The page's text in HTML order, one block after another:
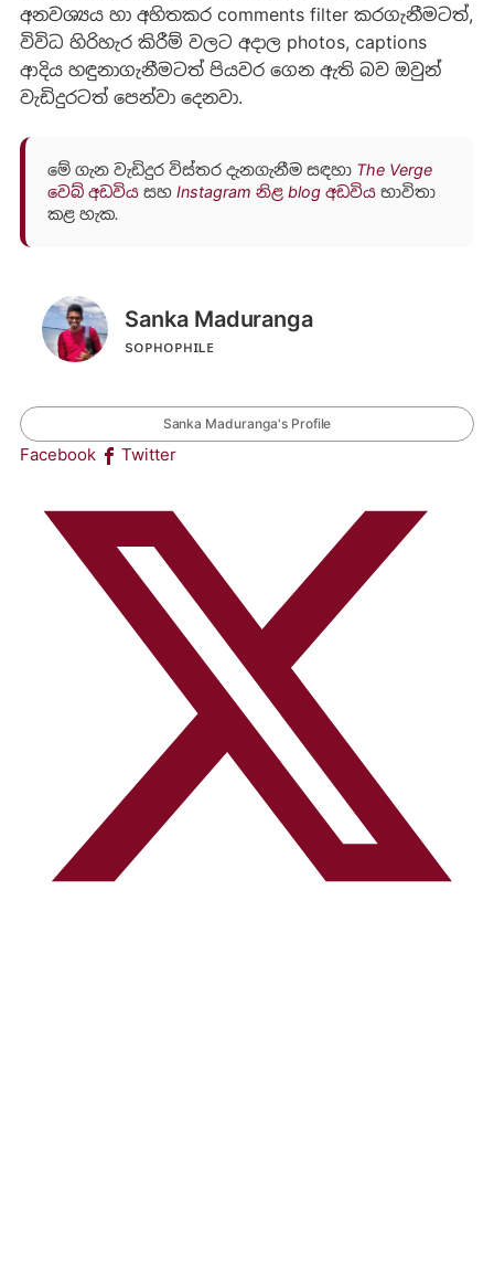
අනවශ්‍යය හා අහිතකර comments filter කරගැනීමටත්,
විවිධ හිරිහැර කිරීම් වලට අදාල photos, captions
ආදිය හඳුනාගැනීමටත් පියවර ගෙන ඇති බව ඔවුන්
වැඩිදුරටත් පෙන්වා දෙනවා.
මේ ගැන වැඩිදුර විස්තර දැනගැනීම සඳහා The Verge
වෙබ් අඩවියසහ Instagram නිළ blog අඩවියභාවිතා
කළ හැක.
Sanka Maduranga
sᴏᴘʜᴏᴘʜɪʟᴇ
Sanka Maduranga's Profile
Facebook Twitter